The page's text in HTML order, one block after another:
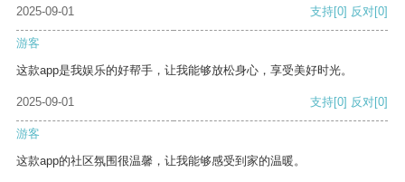
2025-09-01 支持[0] 反对[0]
游客
这款app是我娱乐的好帮手，让我能够放松身心，享受美好时光。
2025-09-01 支持[0] 反对[0]
游客
这款app的社区氛围很温馨，让我能够感受到家的温暖。